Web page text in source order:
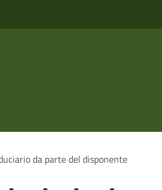
da parte del disponente